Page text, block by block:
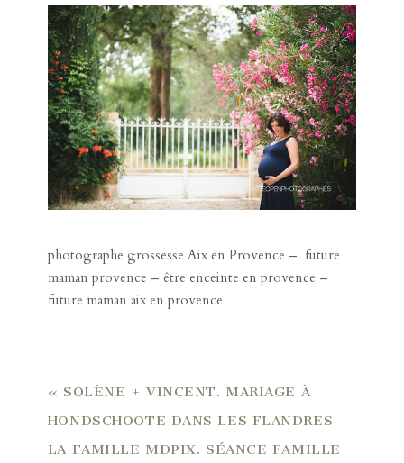
photographe grossesse Aix en Provence – future
maman provence – être enceinte en provence –
future maman aix en provence
« SOLÈNE + VINCENT. MARIAGE À
HONDSCHOOTE DANS LES FLANDRES
LA FAMILLE MDPIX. SÉANCE FAMILLE